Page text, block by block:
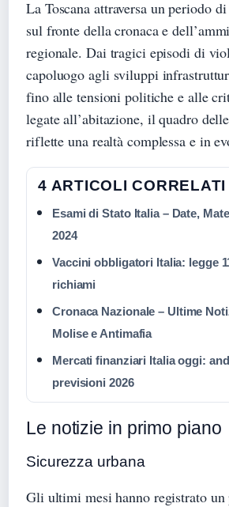
La Toscana attraversa un periodo
sul fronte della cronaca e
regionale. Dai tragici episodi di
capoluogo agli sviluppi
fino alle tensioni politiche e alle
legate all’abitazione, il quadro
riflette una realtà complessa e in
4 ARTICOLI CORRELATI
Esami di Stato Italia – Date,
2024
Vaccini obbligatori Italia: legge
richiami
Cronaca Nazionale – Ultime
Molise e Antimafia
Mercati finanziari Italia oggi:
previsioni 2026
Le notizie in primo piano
Sicurezza urbana
Gli ultimi mesi hanno registrato un